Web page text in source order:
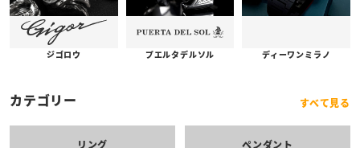
ジゴロウ プエルタデルソル ディーワンミラノ
カテゴリー すべて見る
リング ペンダント